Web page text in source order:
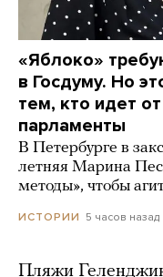
«Яблоко»
в Госдуму. Но
тем, кто идет
парламенты
В Петербурге в
летняя Марина
методы», чтобы
ИСТОРИИ 5 часов назад
Пляжи